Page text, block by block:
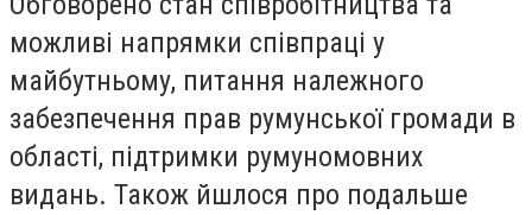
можливі напрямки співпраці у
майбутньому, питання належного
забезпечення прав румунської громади в
області, підтримки румуномовних
видань. Також йшлося про подальше